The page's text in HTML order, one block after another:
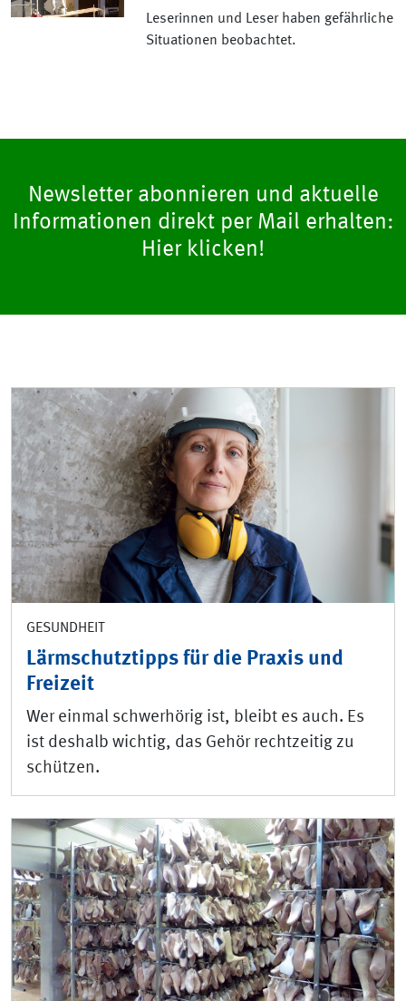
Leserinnen und Leser haben gefährliche
Situationen beobachtet.
Newsletter abonnieren und aktuelle
Informationen direkt per Mail erhalten:
Hier klicken!
GESUNDHEIT
Lärmschutztipps für die Praxis und
Freizeit
Wer einmal schwerhörig ist, bleibt es auch. Es
ist deshalb wichtig, das Gehör rechtzeitig zu
schützen.